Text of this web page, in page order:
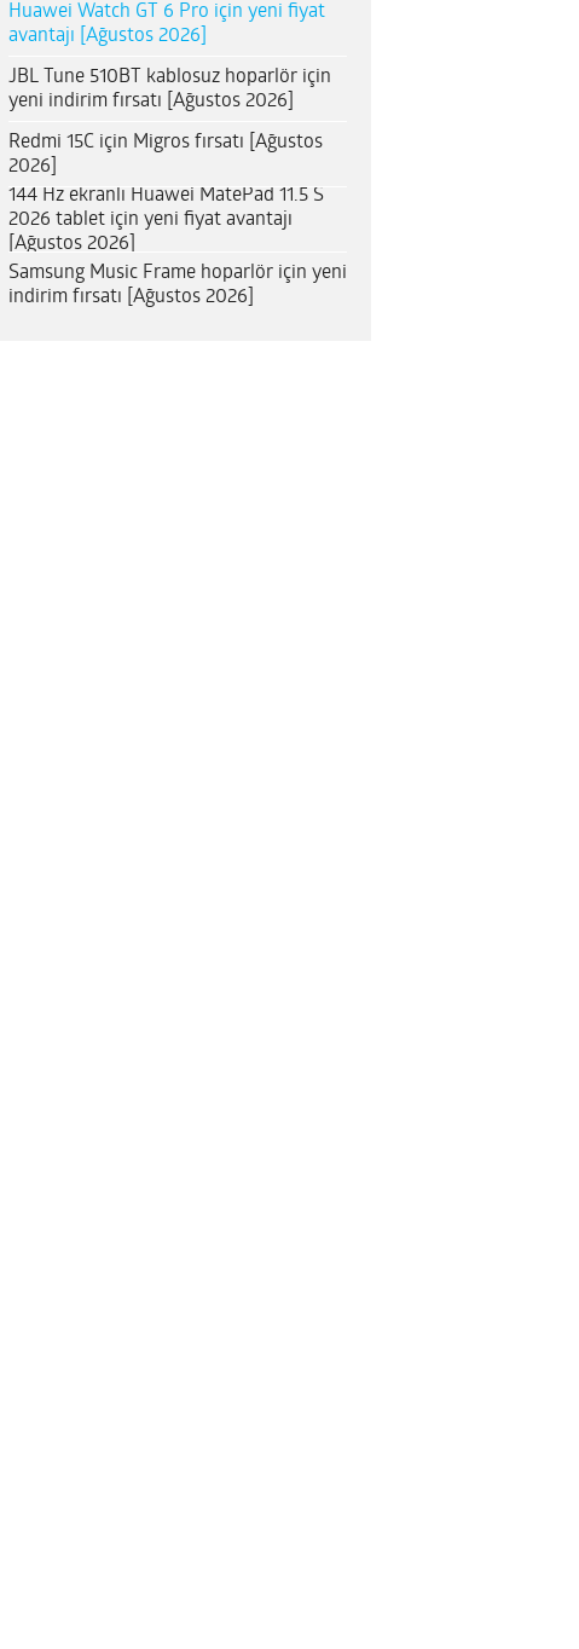
Huawei Watch GT 6 Pro için yeni fiyat
avantajı [Ağustos 2026]
JBL Tune 510BT kablosuz hoparlör için
yeni indirim fırsatı [Ağustos 2026]
Redmi 15C için Migros fırsatı [Ağustos
2026]
144 Hz ekranlı Huawei MatePad 11.5 S
2026 tablet için yeni fiyat avantajı
[Ağustos 2026]
Samsung Music Frame hoparlör için yeni
indirim fırsatı [Ağustos 2026]